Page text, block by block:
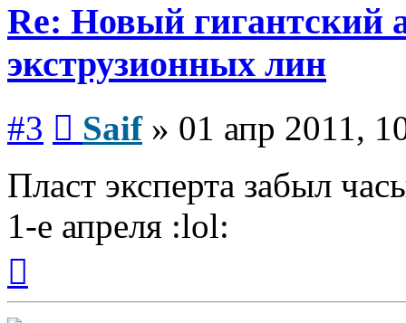
Re: Новый гигантский
экструзионных лин
#3 Saif» 01 апр 2011,
Пласт эксперта забыл
1-е апреля :lol:
началу